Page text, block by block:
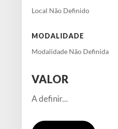
Local Não Definido
MODALIDADE
Modalidade Não Definida
VALOR
A definir...